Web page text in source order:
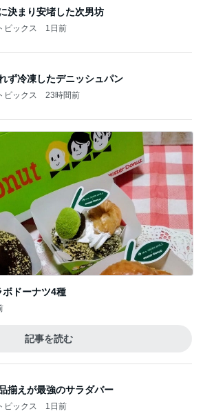
決まり安堵した次男坊
ピックス 1日前
ず冷凍したデニッシュパン
ピックス 23時間前
ボドーナツ4種
記事を読む
揃えが最強のサラダバー
ピックス 1日前